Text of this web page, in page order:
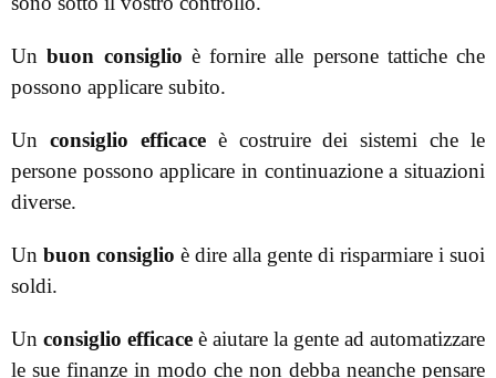
Unbuon consiglio è fornire alle persone tattiche che
possono applicare subito.
Un consiglio efficaceè costruire dei sistemi che le
persone possono applicare in continuazione a situazioni
diverse.
Un buon consiglio è dire alla gente di risparmiare i suoi
soldi.
Un consiglio efficace è aiutare la gente ad automatizzare
le sue finanze in modo che non debba neanche pensare